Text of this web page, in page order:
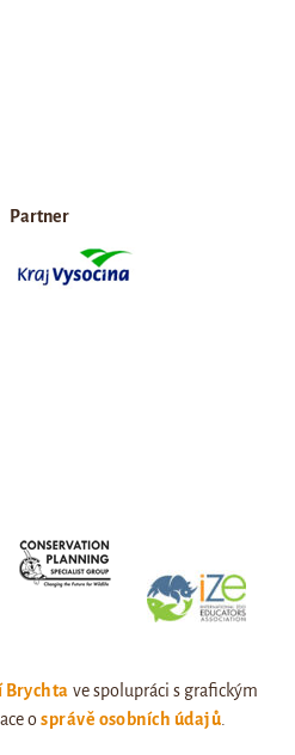
Partner
Brychta ve spolupráci s grafickým
osprávě osobních údajů.